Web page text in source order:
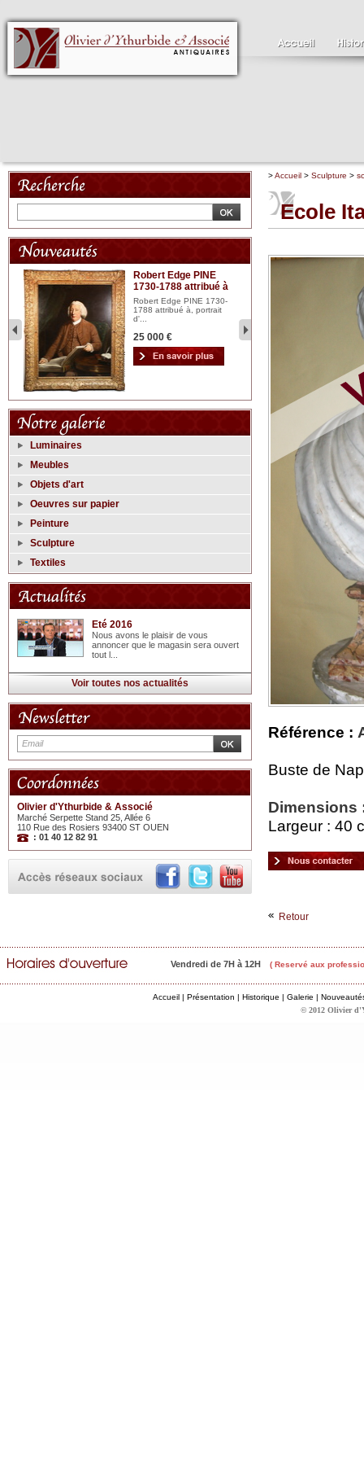
Robert Edge PINE
1730-1788 attribué à
Robert Edge PINE 1730-
1788 attribué à, portrait
d'...
25 000 €
Luminaires
Meubles
Objets d'art
Oeuvres sur papier
Peinture
Sculpture
Textiles
Eté 2016
Nous avons le plaisir de vous
annoncer que le magasin sera ouvert
tout l...
Voir toutes nos actualités
Olivier d'Ythurbide & Associé
Marché Serpette Stand 25, Allée 6
110 Rue des Rosiers 93400 ST OUEN
: 01 40 12 82 91
>Accueil > Sculpture >
Ecole
Référence :
Buste de
Dimensions
Largeur : 40
Retour
Vendredi de 7H à 12H ( Reservé aux
Accueil | Présentation | Historique | Galerie |
© 2012 Olivier